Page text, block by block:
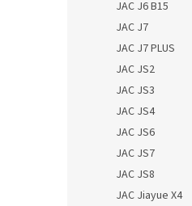
JAC J6 B15
JAC J7
JAC J7 PLUS
JAC JS2
JAC JS3
JAC JS4
JAC JS6
JAC JS7
JAC JS8
JAC Jiayue X4